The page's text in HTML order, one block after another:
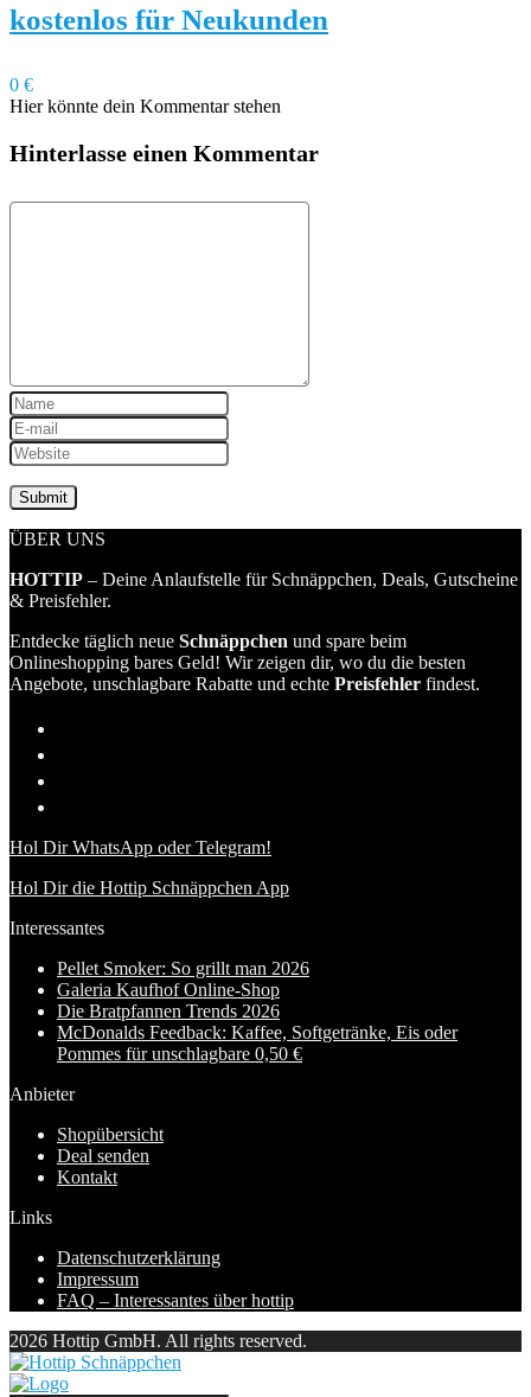
kostenlos für Neukunden
0 €
Hier könnte dein Kommentar stehen
Hinterlasse einen Kommentar
ÜBER UNS
HOTTIP – Deine Anlaufstelle für Schnäppchen, Deals, Gutscheine
& Preisfehler.
Entdecke täglich neue Schnäppchen und spare beim
Onlineshopping bares Geld! Wir zeigen dir, wo du die besten
Angebote, unschlagbare Rabatte und echte Preisfehler findest.
Hol Dir WhatsApp oder Telegram!
Hol Dir die Hottip Schnäppchen App
Interessantes
Pellet Smoker: So grillt man 2026
Galeria Kaufhof Online-Shop
Die Bratpfannen Trends 2026
McDonalds Feedback: Kaffee, Softgetränke, Eis oder
Pommes für unschlagbare 0,50 €
Anbieter
Shopübersicht
Deal senden
Kontakt
Links
Datenschutzerklärung
Impressum
FAQ – Interessantes über hottip
2026 Hottip GmbH. All rights reserved.